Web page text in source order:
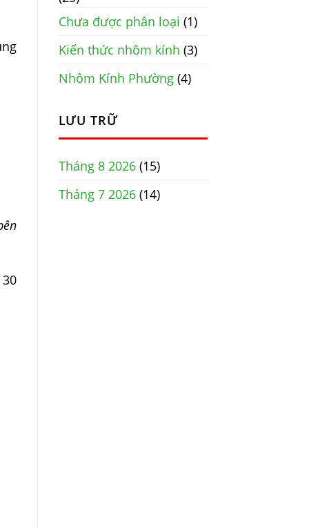
Chưa được phân loại (1)
Kiến thức nhôm kính (3)
Nhôm Kính Phường(4)
LƯU TRỮ
Tháng 8 2026(15)
Tháng 7 2026(14)